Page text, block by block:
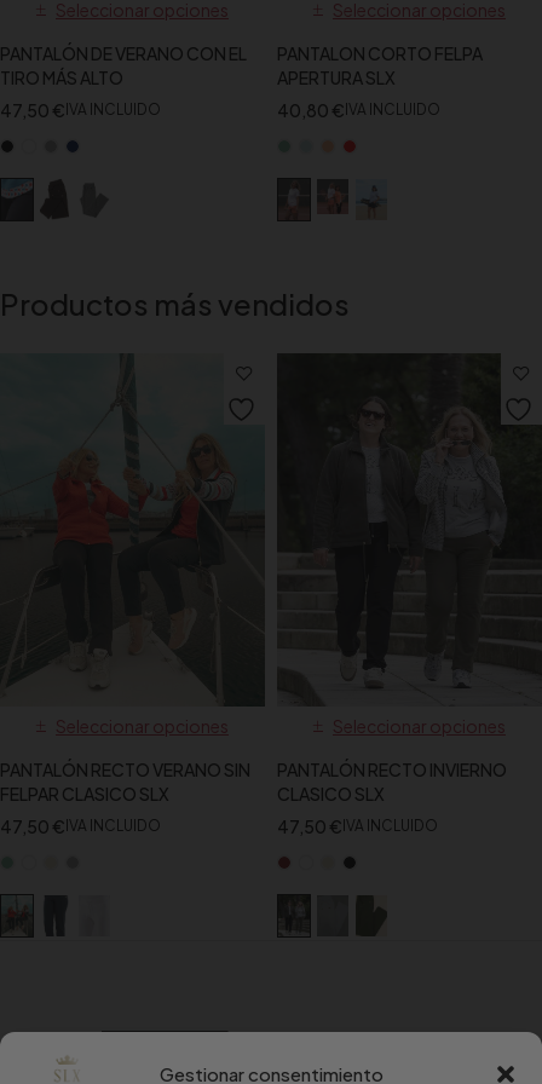
Gestionar consentimiento
Seleccionar opciones
PANTALÓN DE VERANO CON EL
TIRO MÁS ALTO
47,50 €IVA INCLUIDO
Seleccionar opciones
PANTALON CORTO FELPA
APERTURA SLX
40,80 €IVA INCLUIDO
Productos más vendidos
Seleccionar opciones
PANTALÓN RECTO VERANO SIN
FELPAR CLASICO SLX
47,50 € IVA INCLUIDO
Seleccionar opciones
PANTALÓN RECTO INVIERNO
CLASICO SLX
47,50 € IVA INCLUIDO